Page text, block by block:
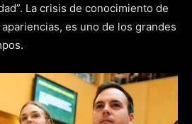
La crisis de conocimiento de
es uno de los grandes